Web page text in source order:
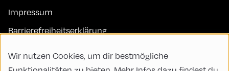
Impressum
Barrierefreiheitserklärung
FAQs
Wir nutzen Cookies, um dir bestmögliche